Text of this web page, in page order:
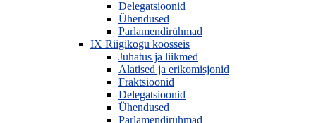
Delegatsioonid
Ühendused
Parlamendirühmad
IX Riigikogu koosseis
Juhatus ja liikmed
Alatised ja erikomisjonid
Fraktsioonid
Delegatsioonid
Ühendused
Parlamendirühmad